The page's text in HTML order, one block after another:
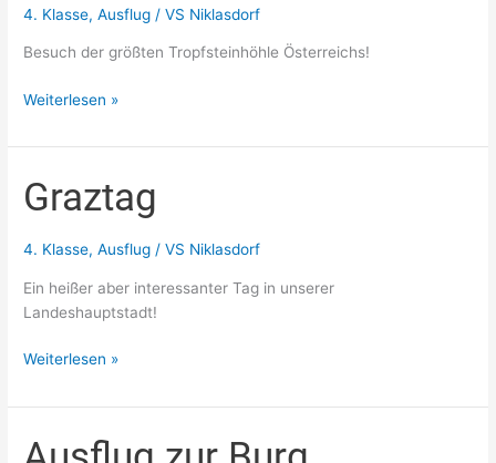
4. Klasse,Ausflug /VS Niklasdorf
Besuch der größten Tropfsteinhöhle Österreichs!
Weiterlesen »
Graztag
4. Klasse,Ausflug /VS Niklasdorf
Ein heißer aber interessanter Tag in unserer
Landeshauptstadt!
Graztag
Weiterlesen »
Ausflug